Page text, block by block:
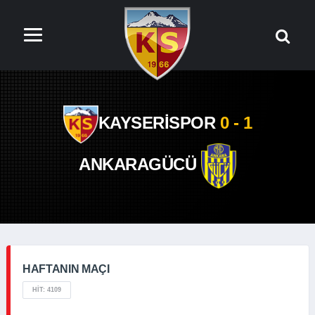
KAYSERİSPOR 0 - 1
ANKARAGÜCÜ
HAFTANIN MAÇI
HIT: 4109